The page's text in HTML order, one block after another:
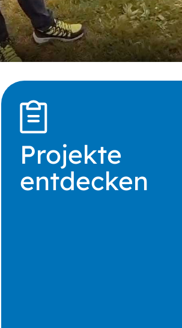
Projekte
entdecken